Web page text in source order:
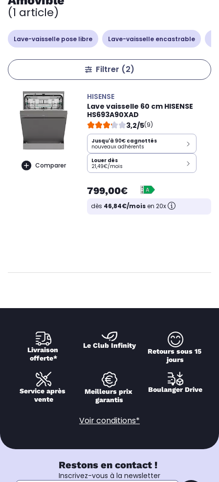
(1 article)
Lave-vaisselle pose libre Lave-vaisselle encastrable
Filtrer (2)
Comparer
HISENSE
Lave vaisselle 60 cm HISENSE
HS693A90XAD
3,2/5(9)
Jusqu'à 90€ cagnottés
nouveaux adhérents
Louer dès
21,49€/mois
799,00€
dès 46,84€/moisen 20x
Livraison
offerte*
Le Club Infinity
Retours sous 15
jours
Service après
vente
Meilleurs prix
garantis
Boulanger Drive
Voir conditions*
Restons en contact !
Inscrivez-vous à la newsletter